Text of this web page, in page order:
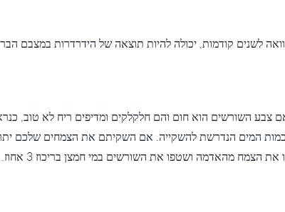
לשנים קודמות, יכולה להיות תוצאה של הידרדרות במצבם
צבע השורשים הוא חום והם חלקלקים ומדיפים ריח לא טוב,
המים הנדרשת להשקייה. אם השקיתם את הצמחים שלכם
מזיקות. האם